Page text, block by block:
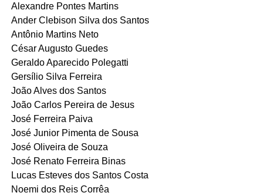
Alexandre Pontes Martins
Ander Clebison Silva dos Santos
Antônio Martins Neto
César Augusto Guedes
Geraldo Aparecido Polegatti
Gersílio Silva Ferreira
João Alves dos Santos
João Carlos Pereira de Jesus
José Ferreira Paiva
José Junior Pimenta de Sousa
José Oliveira de Souza
José Renato Ferreira Binas
Lucas Esteves dos Santos Costa
Noemi dos Reis Corrêa